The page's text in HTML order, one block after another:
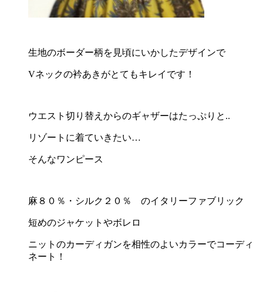
生地のボーダー柄を見頃にいかしたデザインで
Vネックの衿あきがとてもキレイです！
ウエスト切り替えからのギャザーはたっぷりと..
リゾートに着ていきたい…
そんなワンピース
麻８０％・シルク２０％ のイタリーファブリック
短めのジャケットやボレロ
ニットのカーディガンを相性のよいカラーでコーディ
ネート！